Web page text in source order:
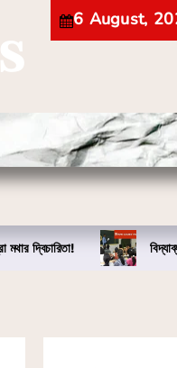
6 August,
মথার দ্বিচারিতা!